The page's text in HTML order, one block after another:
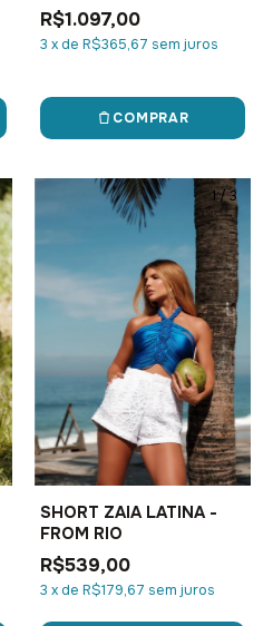
R$1.097,00
3 xde R$365,67 sem juros
COMPRAR
1/3
SHORT ZAIA LATINA -
FROM RIO
R$539,00
3 xde R$179,67 sem juros